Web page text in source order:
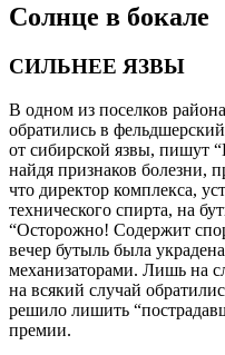
Солнце в бокале
СИЛЬНЕЕ ЯЗВЫ
В одном из поселков
обратились в
от сибирской язвы, пишут
найдя признаков болезни,
что директор комплекса,
технического спирта, на
“Осторожно! Содержит
вечер бутыль была
механизаторами. Лишь на
на всякий случай
решило лишить
премии.